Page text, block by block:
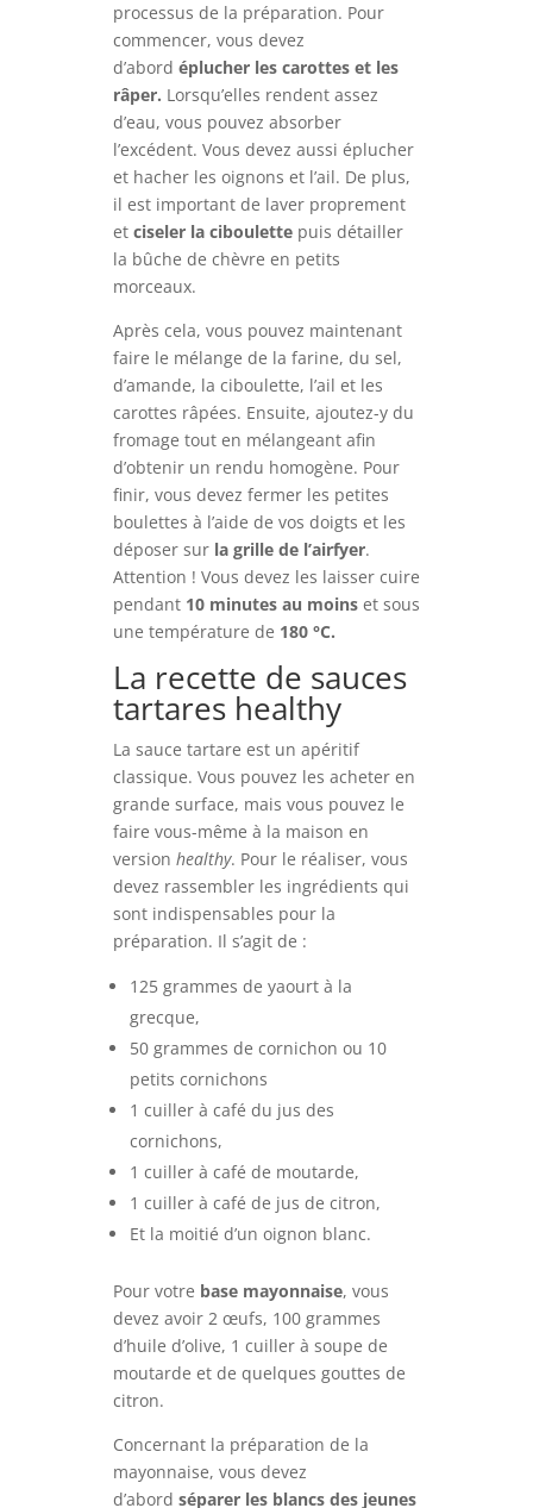
processus de la préparation. Pour
commencer, vous devez
d’abord éplucher les carottes et les
râper. Lorsqu’elles rendent assez
d’eau, vous pouvez absorber
l’excédent. Vous devez aussi éplucher
et hacher les oignons et l’ail. De plus,
il est important de laver proprement
et ciseler la ciboulette puis détailler
la bûche de chèvre en petits
morceaux.
Après cela, vous pouvez maintenant
faire le mélange de la farine, du sel,
d’amande, la ciboulette, l’ail et les
carottes râpées. Ensuite, ajoutez-y du
fromage tout en mélangeant afin
d’obtenir un rendu homogène. Pour
finir, vous devez fermer les petites
boulettes à l’aide de vos doigts et les
déposer sur la grille de l’airfyer.
Attention ! Vous devez les laisser cuire
pendant 10 minutes au moinset sous
une température de 180 °C.
La recette de sauces
tartares healthy
La sauce tartare est un apéritif
classique. Vous pouvez les acheter en
grande surface, mais vous pouvez le
faire vous-même à la maison en
version healthy. Pour le réaliser, vous
devez rassembler les ingrédients qui
sont indispensables pour la
préparation. Il s’agit de :
125 grammes de yaourt à la
grecque,
50 grammes de cornichon ou 10
petits cornichons
1 cuiller à café du jus des
cornichons,
1 cuiller à café de moutarde,
1 cuiller à café de jus de citron,
Et la moitié d’un oignon blanc.
Pour votre base mayonnaise, vous
devez avoir 2 œufs, 100 grammes
d’huile d’olive, 1 cuiller à soupe de
moutarde et de quelques gouttes de
citron.
Concernant la préparation de la
mayonnaise, vous devez
d’abord séparer les blancs des jeunes